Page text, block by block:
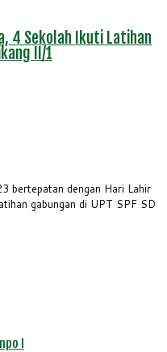
4 Sekolah Ikuti Latihan
II/1
bertepatan dengan Hari Lahir
gabungan di UPT SPF SD
I